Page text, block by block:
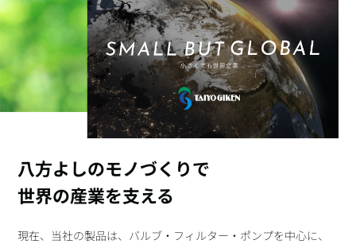
八方よしのモノづくりで
世界の産業を支える
現在、当社の製品は、バルブ・フィルター・ポンプを中心に、